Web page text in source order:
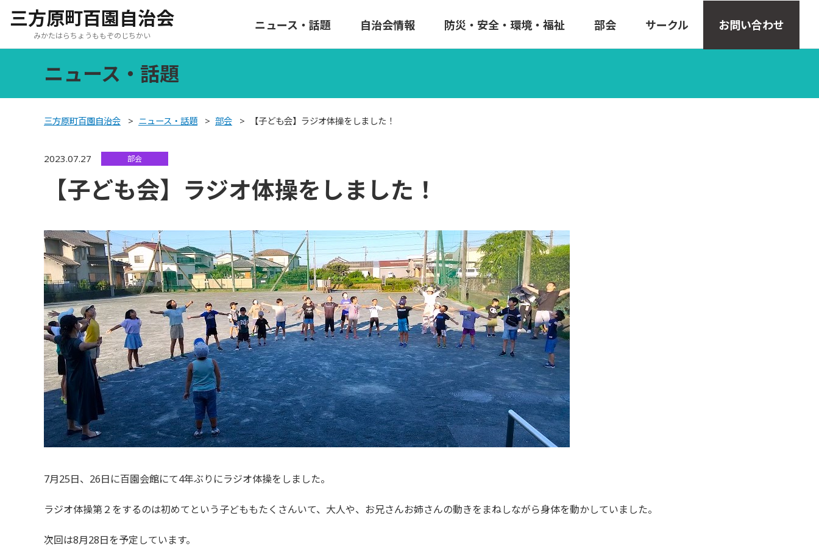
三方原町百園自治会
みかたはらちょうももぞのじちかい
ニュース・話題 自治会情報 防災・安全・環境・福祉 部会 サークル お問い合わせ
ニュース・話題
三方原町百園自治会 > ニュース・話題 > 部会 > 【子ども会】ラジオ体操をしました！
2023.07.27 部会
【子ども会】ラジオ体操をしました！
7月25日、 26日に百園会館にて4年ぶりにラジオ体操をしました。
ラジオ体操第２をするのは初めてという子どももたくさんいて、大人や、お兄さんお姉さんの動きをまねしながら身体を動かしていました。
次回は8月28日を予定しています。